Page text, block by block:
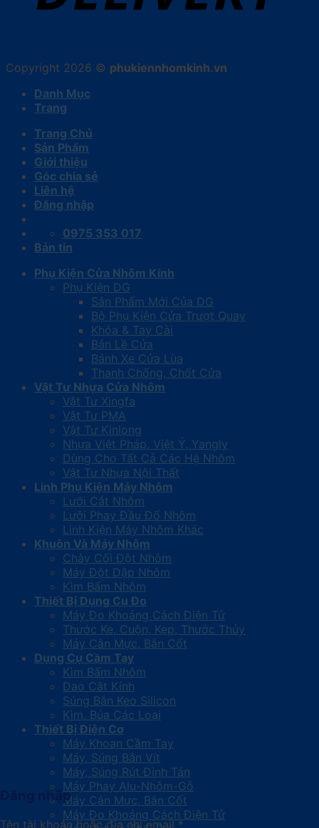
Copyright 2026 © phukiennhomkinh.vn
Danh Mục
Trang
Trang Chủ
Sản Phẩm
Giới thiệu
Góc chia sẻ
Liên hệ
Đăng nhập
0975 353 017
Bản tin
Phụ Kiện Cửa Nhôm Kính
Phụ Kiện DG
Sản Phẩm Mới Của DG
Bộ Phụ Kiện Cửa Trượt Quay
Khóa & Tay Cài
Bản Lề Cửa
Bánh Xe Cửa Lùa
Thanh Chống, Chốt Cửa
Vật Tư Nhựa Cửa Nhôm
Vật Tư Xingfa
Vật Tư PMA
Vật Tư Kinlong
Nhựa Việt Pháp, Việt Ý, Yangly
Dùng Cho Tất Cả Các Hệ Nhôm
Vật Tư Nhựa Nội Thất
Linh Phụ Kiện Máy Nhôm
Lưỡi Cắt Nhôm
Lưỡi Phay Đầu Đố Nhôm
Linh Kiện Máy Nhôm Khác
Khuôn Và Máy Nhôm
Chày Cối Đột Nhôm
Máy Đột Dập Nhôm
Kìm Bấm Nhôm
Thiết Bị Dụng Cụ Đo
Máy Đo Khoảng Cách Điện Tử
Thước Ke, Cuộn, Kẹp, Thước Thủy
Máy Cân Mực, Bắn Cốt
Dụng Cụ Cầm Tay
Kìm Bấm Nhôm
Dao Cắt Kính
Súng Bắn Keo Silicon
Kìm, Búa Các Loại
Thiết Bị Điện Cơ
Máy Khoan Cầm Tay
Máy, Súng Bắn Vít
Máy, Súng Rút Đinh Tán
Máy Phay Alu-Nhôm-Gỗ
Máy Cân Mực, Bắn Cốt
Máy Đo Khoảng Cách Điện Tử
Đăng nhập
Tên tài khoản hoặc địa chỉ email*